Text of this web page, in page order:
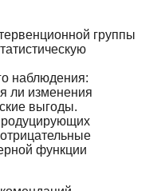
группы
наблюдения:
ли изменения
выгоды.
функции